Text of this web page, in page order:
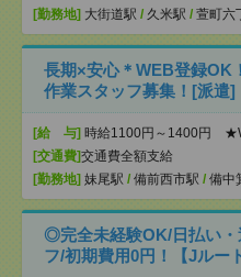
[勤務地] 大街道駅 / 久米駅 / 萱町六
長期×安心＊WEB登録OK
作業スタッフ募集！[派遣]
[給 与] 時給1100円～1400円
[交通費]交通費全額支給
[勤務地] 妹尾駅 / 備前西市駅 / 備中
◎完全未経験OK/日払い・
フ/初期費用0円！【Jルー